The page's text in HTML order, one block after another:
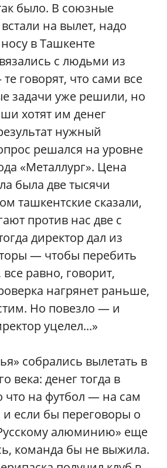
было. В союзные
на вылет, надо
в Ташкенте
с людьми из
говорят, что сами все
задачи уже решили, но
хотят им денег
нужный
решался на уровне
«Металлург». Цена
была две тысячи
ташкентские сказали,
против нас две с
директор дал из
— чтобы перебить
равно, говорит,
нагрянет раньше,
Но повезло — и
уцелел...»
собрались вылетать в
века: денег тогда в
что на футбол — на сам
если бы переговоры о
алюминию» еще
команда бы не выжила.